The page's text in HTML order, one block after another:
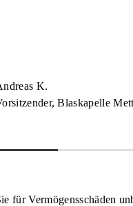
K.
Blaskapelle
für Vermögensschäden